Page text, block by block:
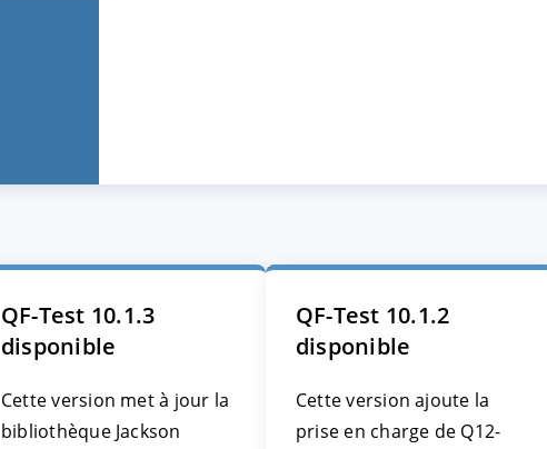
QF-Test 10.1.3
disponible
Cette version met à jour la
bibliothèque Jackson
QF-Test 10.1.2
disponible
Cette version ajoute la
prise en charge de Q12-